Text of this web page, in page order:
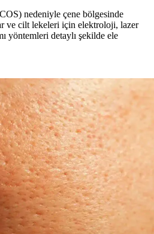
nedeniyle çene bölgesinde
ve cilt lekeleri için elektroloji, lazer
yöntemleri detaylı şekilde ele